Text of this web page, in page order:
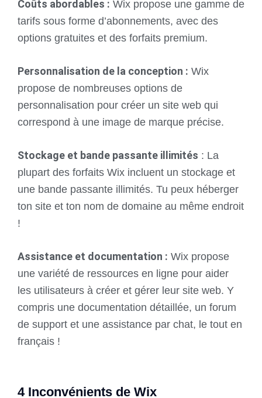
Coûts abordables : Wix propose une gamme de
tarifs sous forme d’abonnements, avec des
options gratuites et des forfaits premium.
Personnalisation de la conception : Wix
propose de nombreuses options de
personnalisation pour créer un site web qui
correspond à une image de marque précise.
Stockage et bande passante illimités : La
plupart des forfaits Wix incluent un stockage et
une bande passante illimités. Tu peux héberger
ton site et ton nom de domaine au même endroit
!
Assistance et documentation : Wix propose
une variété de ressources en ligne pour aider
les utilisateurs à créer et gérer leur site web. Y
compris une documentation détaillée, un forum
de support et une assistance par chat, le tout en
français !
4 Inconvénients de Wix